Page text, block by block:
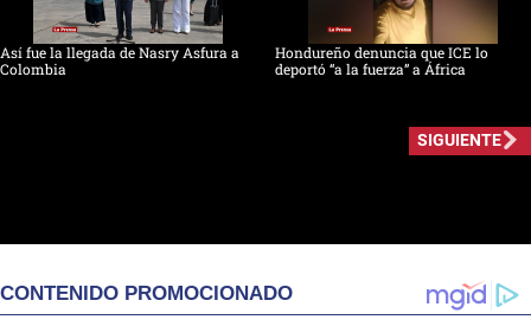
Así fue la llegada de Nasry Asfura a
Colombia
Hondureño denuncia que ICE lo
deportó “a la fuerza” a África
SIGUIENTE
CONTENIDO PROMOCIONADO